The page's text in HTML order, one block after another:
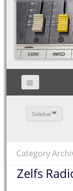
Sidebar
Category
Zelfs